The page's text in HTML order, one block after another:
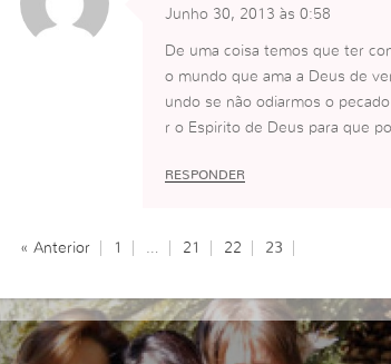
Junho 30, 2013 às 0:58
De uma coisa temos que ter
o mundo que ama a Deus de
undo se não odiarmos o
r o Espirito de Deus para que
RESPONDER
« Anterior 1 … 21 22 23